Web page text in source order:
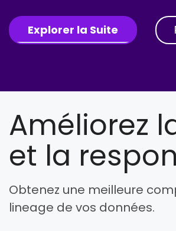
Explorer la Suite
Améliorez
et la
Obtenez une meilleure
lineage de vos données.